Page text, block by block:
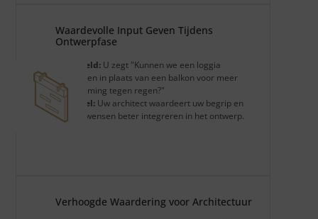
Waardevolle Input Geven Tijdens
Ontwerpfase
Voorbeeld: U zegt "Kunnen we een loggia
toevoegen in plaats van een balkon voor meer
bescherming tegen regen?"
Voordeel: Uw architect waardeert uw begrip en
kan uw wensen beter integreren in het ontwerp.
Verhoogde Waardering voor Architectuur